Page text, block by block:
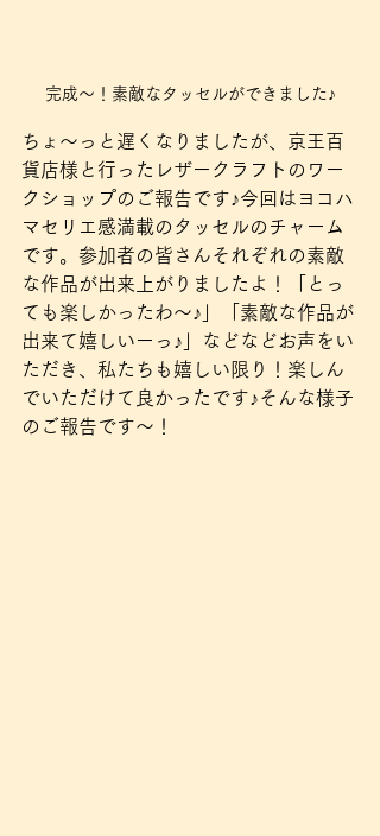
完成〜！素敵なタッセルができました♪
ちょ〜っと遅くなりましたが、京王百
貨店様と行ったレザークラフトのワー
クショップのご報告です♪今回はヨコハ
マセリエ感満載のタッセルのチャーム
です。参加者の皆さんそれぞれの素敵
な作品が出来上がりましたよ！「とっ
ても楽しかったわ〜♪」「素敵な作品が
出来て嬉しいーっ♪」などなどお声をい
ただき、私たちも嬉しい限り！楽しん
でいただけて良かったです♪そんな様子
のご報告です〜！